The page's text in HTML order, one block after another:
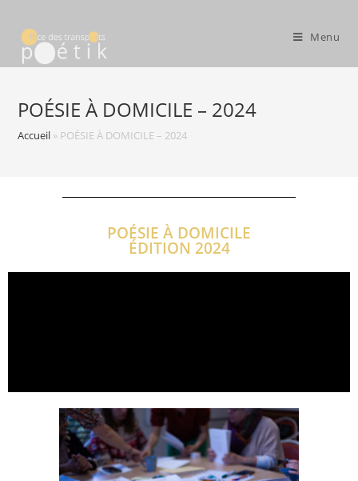
Menu
POÉSIE À DOMICILE – 2024
Accueil » POÉSIE À DOMICILE – 2024
POÉSIE À DOMICILE
ÉDITION 2024